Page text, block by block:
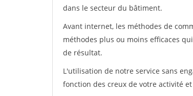
dans le secteur du bâtiment.
Avant internet, les méthodes de
méthodes plus ou moins efficaces
de résultat.
L'utilisation de notre service sans
fonction des creux de votre activité